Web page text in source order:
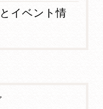
イベント情